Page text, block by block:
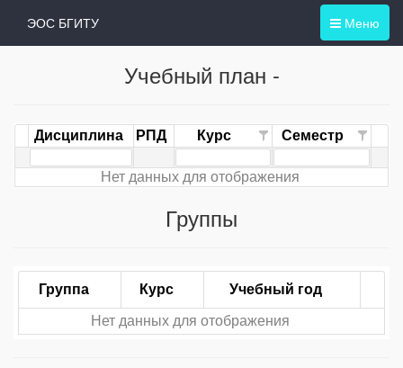
Меню
ЭОС БГИТУ
Учебный план -
Дисциплина РПД Курс Семестр
Нет данных для отображения
Группы
Группа Курс Учебный год
Нет данных для отображения